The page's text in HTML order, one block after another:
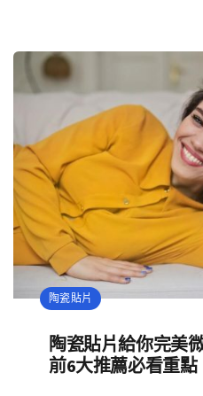
陶瓷貼片
陶瓷貼片給你完美
前6大推薦必看重點